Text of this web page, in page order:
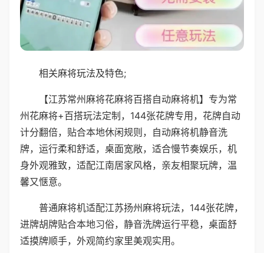
相关麻将玩法及特色;
【江苏常州麻将花麻将百搭自动麻将机】专为常
州花麻将+百搭玩法定制，144张花牌专用，花牌自动
计分翻倍，贴合本地休闲规则，自动麻将机静音洗
牌，运行柔和舒适，桌面宽敞，适合慢节奏娱乐，机
身外观雅致，适配江南居家风格，亲友相聚玩牌，温
馨又惬意。
普通麻将机适配江苏扬州麻将玩法，144张花牌，
进牌胡牌贴合本地习俗，静音洗牌运行平稳，桌面舒
适摸牌顺手，外观简约家里美观实用。